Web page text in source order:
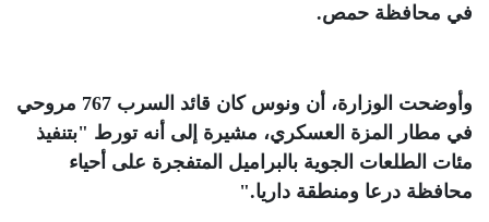
في محافظة حمص.
وأوضحت الوزارة، أن ونوس كان قائد السرب 767 مروحي
في مطار المزة العسكري، مشيرة إلى أنه تورط "بتنفيذ
مئات الطلعات الجوية بالبراميل المتفجرة على أحياء
محافظة درعا ومنطقة داريا".